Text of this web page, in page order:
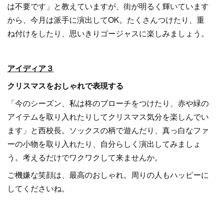
は不要です」と教えていますが、街が明るく輝いています
から、今月は派手に演出してOK。たくさんつけたり、重
ね付けをしたり、思いきりゴージャスに楽しみましょう。
アイディア３
クリスマスをおしゃれで表現する
「今のシーズン、私は柊のブローチをつけたり、赤や緑の
アイテムを取り入れたりしてクリスマス気分を楽しんでい
ます」と西校長。ソックスの柄で遊んだり、真っ白なファ
ーの小物を取り入れたり、自分らしく演出してみましょ
う。考えるだけでワクワクして来ませんか。
ご機嫌な笑顔は、最高のおしゃれ。周りの人もハッピーに
してくださいね。